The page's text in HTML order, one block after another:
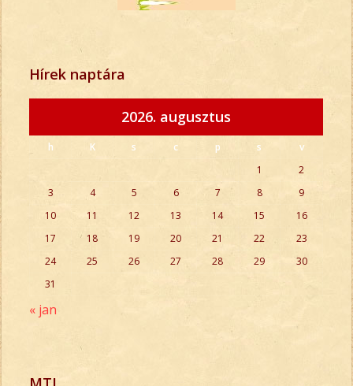
Hírek naptára
2026. augusztus
h K s c p s
v
1
2
3
4 5 6 7 8
9
10
11 12 13 14 15
16
17
18 19 20 21 22
23
24
25 26 27 28 29
30
31
« jan